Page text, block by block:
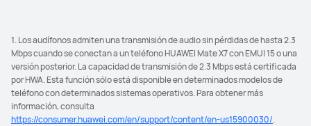
1. Los audífonos admiten una transmisión de audio sin pérdidas de hasta 2.3
Mbps cuando se conectan a un teléfono HUAWEI Mate X7 con EMUI 15 o una
versión posterior. La capacidad de transmisión de 2.3 Mbps está certificada
por HWA. Esta función sólo está disponible en determinados modelos de
teléfono con determinados sistemas operativos. Para obtener más
información, consulta
https://consumer.huawei.com/en/support/content/en-us15900030/.